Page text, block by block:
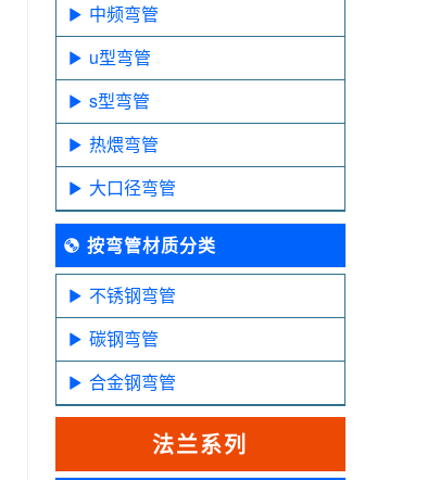
中频弯管
u型弯管
s型弯管
热煨弯管
大口径弯管
按弯管材质分类
不锈钢弯管
碳钢弯管
合金钢弯管
法兰系列